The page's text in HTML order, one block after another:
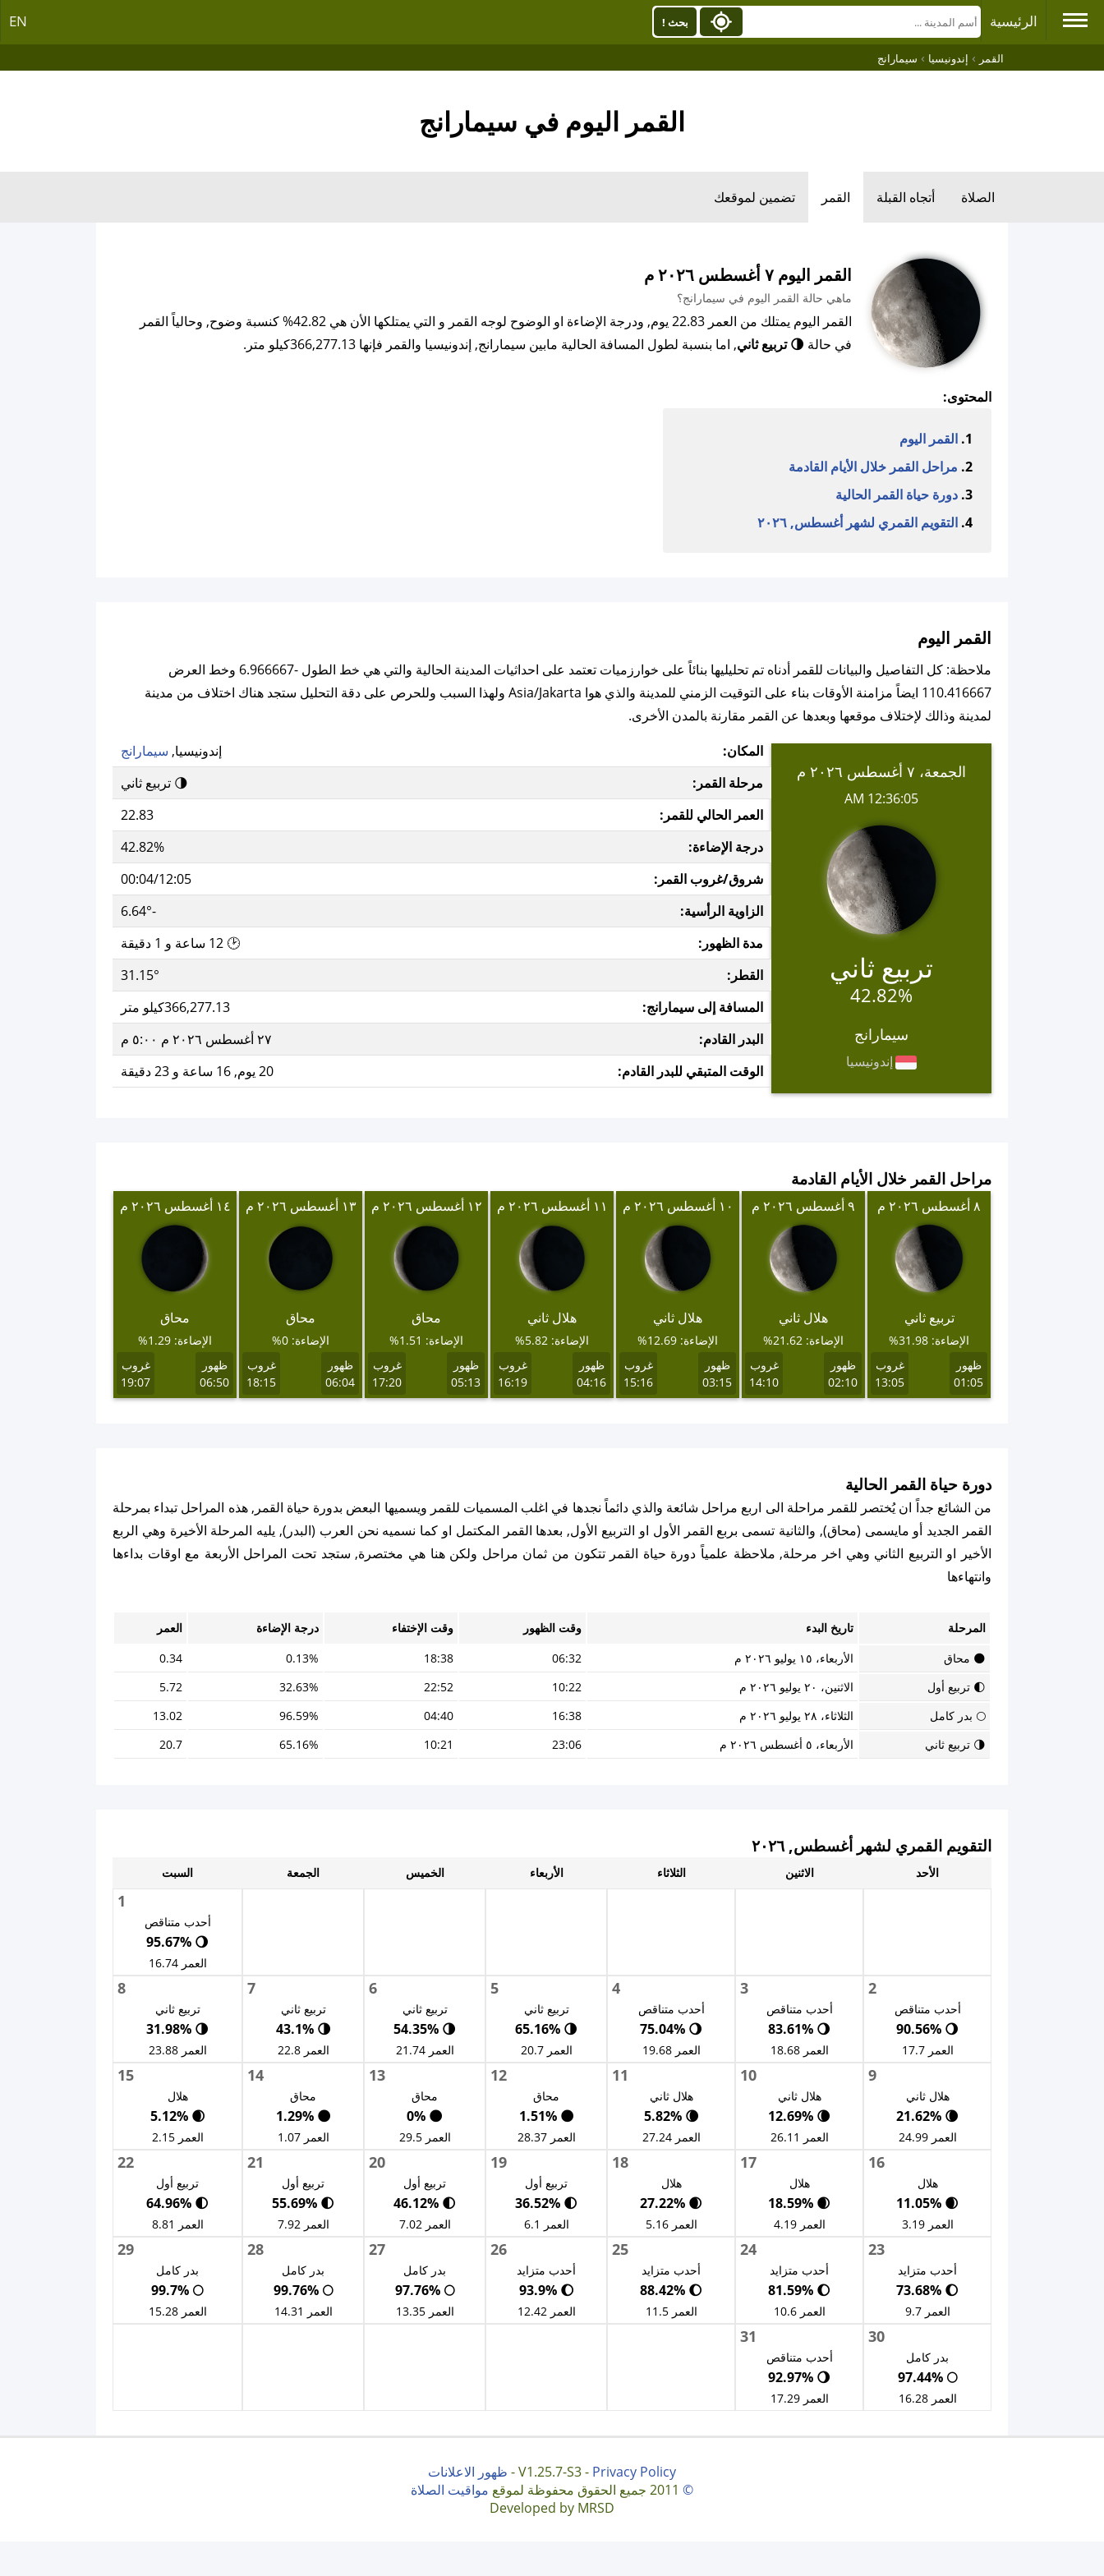
الرئيسية EN بحث !
القمر › إندونيسيا › سيمارانج
القمر اليوم في سيمارانج
الصلاة أتجاه القبلة القمر تضمين لموقعك
القمر اليوم ٧ أغسطس ٢٠٢٦ م
ماهي حالة القمر اليوم في سيمارانج؟
القمر اليوم يمتلك من العمر 22.83 يوم, ودرجة الإضاءة او الوضوح لوجه القمر و التي يمتلكها الأن هي 42.82% كنسبة وضوح, وحالياً القمر
في حالة 🌗 تربيع ثاني, اما بنسبة لطول المسافة الحالية مابين سيمارانج, إندونيسيا والقمر فإنها 366,277.13كيلو متر.
المحتوى:
القمر اليوم
مراحل القمر خلال الأيام القادمة
دورة حياة القمر الحالية
التقويم القمري لشهر أغسطس, ٢٠٢٦
القمر اليوم
ملاحظة: كل التفاصيل والبيانات للقمر أدناه تم تحليليها بنائاً على خوارزميات تعتمد على احداثيات المدينة الحالية والتي هي خط الطول -6.966667 وخط العرض
110.416667 ايضاً مزامنة الأوقات بناء على التوقيت الزمني للمدينة والذي هوا Asia/Jakarta ولهذا السبب وللحرص على دقة التحليل ستجد هناك اختلاف من مدينة
لمدينة وذالك لإختلاف موقعها وبعدها عن القمر مقارنة بالمدن الأخرى.
الجمعة، ٧ أغسطس ٢٠٢٦ م
12:36:05 AM
تربيع ثاني
42.82%
سيمارانج
إندونيسيا
المكان: إندونيسيا, سيمارانج
مرحلة القمر:
🌗 تربيع ثاني
العمر الحالي للقمر:
22.83
درجة الإضاءة:
42.82%
شروق/غروب القمر:
00:04/12:05
الزاوية الرأسية:
-6.64°
مدة الظهور:
🕑 12 ساعة و 1 دقيقة
القطر:
31.15°
المسافة إلى سيمارانج:
366,277.13كيلو متر
البدر القادم:
٢٧ أغسطس ٢٠٢٦ م ٥:٠٠ م
الوقت المتبقي للبدر القادم:
20 يوم, 16 ساعة و 23 دقيقة
مراحل القمر خلال الأيام القادمة
٨ أغسطس ٢٠٢٦ م
تربيع ثاني
الإضاءة: 31.98%
ظهور
01:05
غروب
13:05
٩ أغسطس ٢٠٢٦ م
هلال ثاني
الإضاءة: 21.62%
ظهور
02:10
غروب
14:10
١٠ أغسطس ٢٠٢٦ م
هلال ثاني
الإضاءة: 12.69%
ظهور
03:15
غروب
15:16
١١ أغسطس ٢٠٢٦ م
هلال ثاني
الإضاءة: 5.82%
ظهور
04:16
غروب
16:19
١٢ أغسطس ٢٠٢٦ م
محاق
الإضاءة: 1.51%
ظهور
05:13
غروب
17:20
١٣ أغسطس ٢٠٢٦ م
محاق
الإضاءة: 0%
ظهور
06:04
غروب
18:15
١٤ أغسطس ٢٠٢٦ م
محاق
الإضاءة: 1.29%
ظهور
06:50
غروب
19:07
دورة حياة القمر الحالية
من الشائع جداً ان يُختصر للقمر مراحلة الى اربع مراحل شائعة والذي دائماً نجدها في اغلب المسميات للقمر ويسميها البعض بدورة حياة القمر, هذه المراحل تبداء بمرحلة
القمر الجديد أو مايسمى (محاق), والثانية تسمى بربع القمر الأول او التربيع الأول, بعدها القمر المكتمل او كما نسميه نحن العرب (البدر), يليه المرحلة الأخيرة وهي الربع
الأخير او التربيع الثاني وهي اخر مرحلة, ملاحظة علمياً دورة حياة القمر تتكون من ثمان مراحل ولكن هنا هي مختصرة, ستجد تحت المراحل الأربعة مع اوقات بداءها
وانتهاءها
المرحلة تاريخ البدء وقت الظهور وقت الإختفاء درجة الإضاءة
العمر
🌑 محاق
الأربعاء، ١٥ يوليو ٢٠٢٦ م 06:32
18:38
0.13%
0.34
🌓 تربيع أول
الاثنين، ٢٠ يوليو ٢٠٢٦ م 10:22
22:52
32.63%
5.72
🌕 بدر كامل
الثلاثاء، ٢٨ يوليو ٢٠٢٦ م 16:38
04:40
96.59%
13.02
🌗 تربيع ثاني
الأربعاء، ٥ أغسطس ٢٠٢٦ م 23:06
10:21
65.16%
20.7
التقويم القمري لشهر أغسطس, ٢٠٢٦
الأحد الاثنين الثلاثاء الأربعاء الخميس الجمعة السبت
1
أحدب متناقص
🌖 95.67%
العمر 16.74
2
أحدب متناقص
🌖 90.56%
العمر 17.7
3
أحدب متناقص
🌖 83.61%
العمر 18.68
4
أحدب متناقص
🌖 75.04%
العمر 19.68
5
تربيع ثاني
🌗 65.16%
العمر 20.7
6
تربيع ثاني
🌗 54.35%
العمر 21.74
7
تربيع ثاني
🌗 43.1%
العمر 22.8
8
تربيع ثاني
🌗 31.98%
العمر 23.88
9
هلال ثاني
🌘 21.62%
العمر 24.99
10
هلال ثاني
🌘 12.69%
العمر 26.11
11
هلال ثاني
🌘 5.82%
العمر 27.24
12
محاق
🌑 1.51%
العمر 28.37
13
محاق
🌑 0%
العمر 29.5
14
محاق
🌑 1.29%
العمر 1.07
15
هلال
🌒 5.12%
العمر 2.15
16
هلال
🌒 11.05%
العمر 3.19
17
هلال
🌒 18.59%
العمر 4.19
18
هلال
🌒 27.22%
العمر 5.16
19
تربيع أول
🌓 36.52%
العمر 6.1
20
تربيع أول
🌓 46.12%
العمر 7.02
21
تربيع أول
🌓 55.69%
العمر 7.92
22
تربيع أول
🌓 64.96%
العمر 8.81
23
أحدب متزايد
🌔 73.68%
العمر 9.7
24
أحدب متزايد
🌔 81.59%
العمر 10.6
25
أحدب متزايد
🌔 88.42%
العمر 11.5
26
أحدب متزايد
🌔 93.9%
العمر 12.42
27
بدر كامل
🌕 97.76%
العمر 13.35
28
بدر كامل
🌕 99.76%
العمر 14.31
29
بدر كامل
🌕 99.7%
العمر 15.28
30
بدر كامل
🌕 97.44%
العمر 16.28
31
أحدب متناقص
🌖 92.97%
العمر 17.29
V1.25.7-S3 - Privacy Policy
- ظهور الاعلانات
©
مواقيت الصلاة
Developed by MRSD